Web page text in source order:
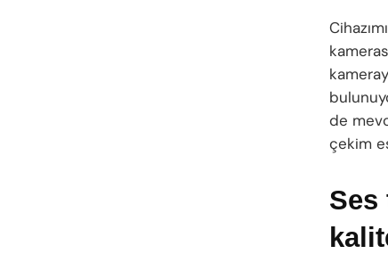
de
çekim